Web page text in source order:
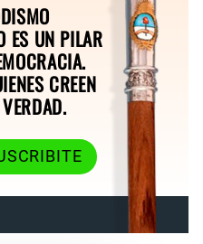
ES UN PILAR
CREEN